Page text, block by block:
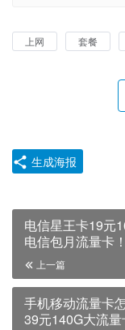
上网 套餐
生成海报
电信星王卡19元
电信包月流量卡！
上一篇
手机移动流量卡
39元140G大流量